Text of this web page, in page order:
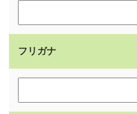
フリガナ